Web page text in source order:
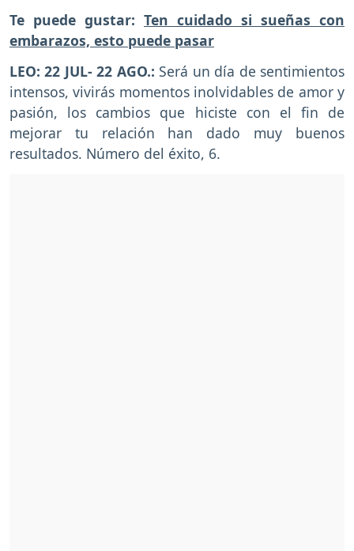
Te puede gustar: Ten cuidado si sueñas con
embarazos, esto puede pasar
LEO: 22 JUL- 22 AGO.: Será un día de sentimientos
intensos, vivirás momentos inolvidables de amor y
pasión, los cambios que hiciste con el fin de
mejorar tu relación han dado muy buenos
resultados. Número del éxito, 6.